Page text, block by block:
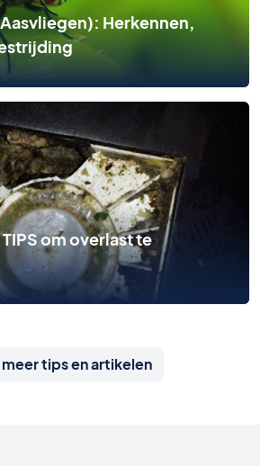
Herkennen,
om overlast te
meer tips en artikelen